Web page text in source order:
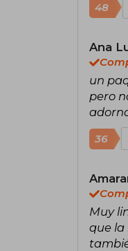
48
Ana
un
pero
36
Muy
que la